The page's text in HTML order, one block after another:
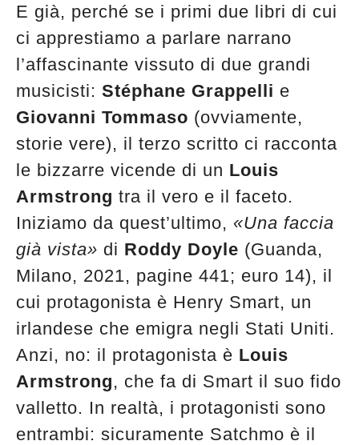
Musica Jazz di luglio 2026 è in
edicola
E già, perché se i primi due libri di cui
ci apprestiamo a parlare narrano
l’affascinante vissuto di due grandi
musicisti: Stéphane Grappelli e
Giovanni Tommaso (ovviamente,
storie vere), il terzo scritto ci racconta
le bizzarre vicende di un Louis
Armstrong tra il vero e il faceto.
Iniziamo da quest’ultimo, «Una faccia
già vista» di Roddy Doyle (Guanda,
Milano, 2021, pagine 441; euro 14), il
cui protagonista è Henry Smart, un
irlandese che emigra negli Stati Uniti.
Anzi, no: il protagonista è Louis
Armstrong, che fa di Smart il suo fido
valletto. In realtà, i protagonisti sono
entrambi: sicuramente Satchmo è il